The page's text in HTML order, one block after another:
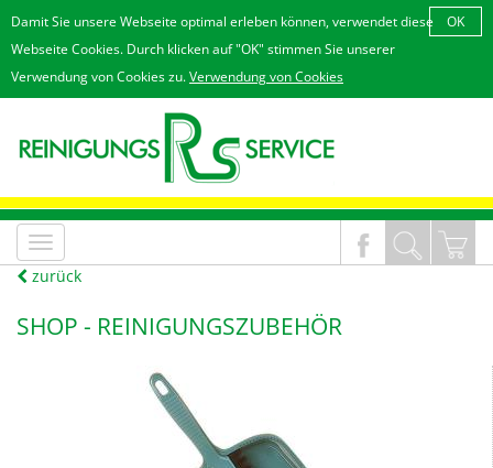
Damit Sie unsere Webseite optimal erleben können, verwendet diese
Webseite Cookies. Durch klicken auf "OK" stimmen Sie unserer
Verwendung von Cookies zu.Verwendung von Cookies
OK
MenÃ¼
an/aus
zurück
SHOP - REINIGUNGSZUBEHÖR